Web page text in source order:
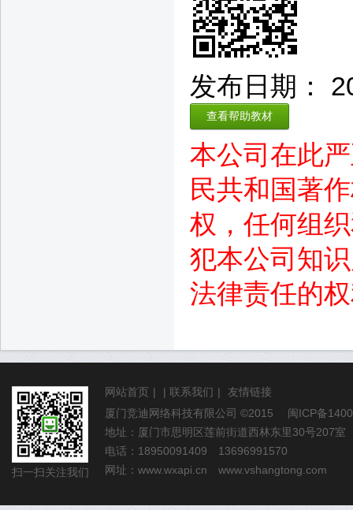
发布日期：
查看帮助教材
本公司在此
民共和国著
权，任何组
犯本公司知
法律责任的
扫一扫关注我们
网站首页 | | 联系我们 |
友情链接
厦门竞迪网络科技有限公司 ©2015 闽ICP备
地址：厦门市思明区莲前街道西林东里30号207室
电话：18950091409 13696991570
网址： www.wxapi.cn www.vshangtong.com